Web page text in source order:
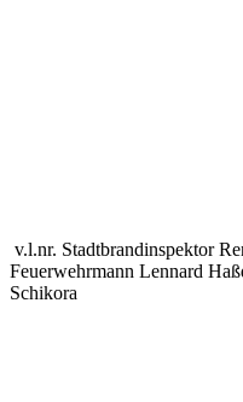
v.l.nr. Stadtbrandinspektor
Feuerwehrmann Lennard
Schikora